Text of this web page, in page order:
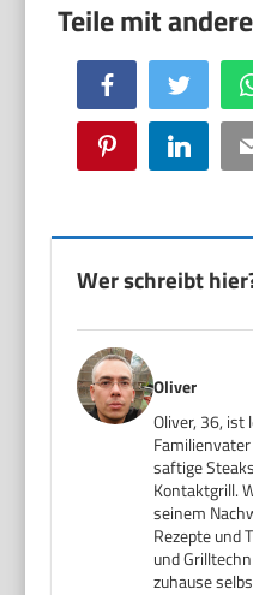
Facebook Twitter
Pinterest LinkedIn
Wer schreibt
Oliver
Oliver, 36, ist
saftige
Kontaktgrill.
seinem
Rezepte und
und
zuhause